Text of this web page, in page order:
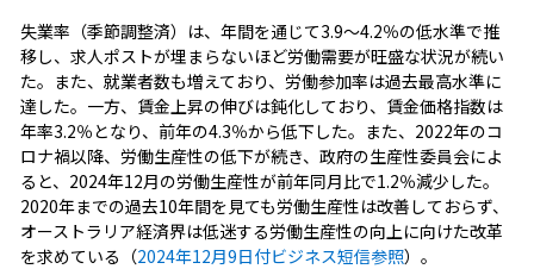
失業率（季節調整済）は、年間を通じて3.9～4.2％の低水準で推
移し、求人ポストが埋まらないほど労働需要が旺盛な状況が続い
た。また、就業者数も増えており、労働参加率は過去最高水準に
達した。一方、賃金上昇の伸びは鈍化しており、賃金価格指数は
年率3.2％となり、前年の4.3％から低下した。また、2022年のコ
ロナ禍以降、労働生産性の低下が続き、政府の生産性委員会によ
ると、2024年12月の労働生産性が前年同月比で1.2％減少した。
2020年までの過去10年間を見ても労働生産性は改善しておらず、
オーストラリア経済界は低迷する労働生産性の向上に向けた改革
を求めている（2024年12月9日付ビジネス短信参照）。